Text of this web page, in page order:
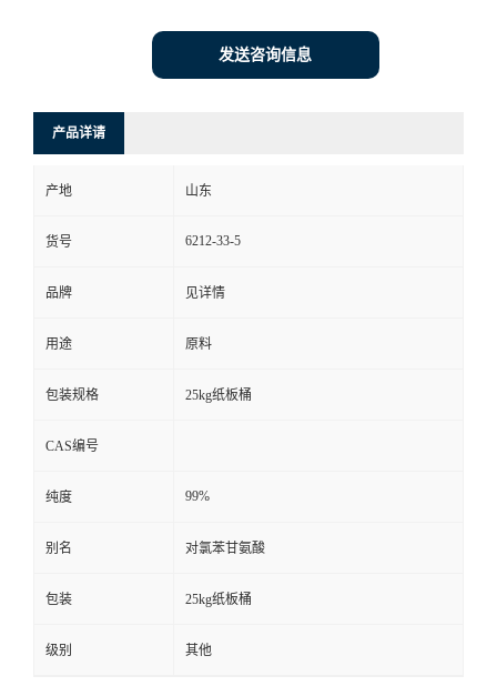
发送咨询信息
产品详请
产地 山东
货号 6212-33-5
品牌 见详情
用途 原料
包装规格 25kg纸板桶
CAS编号
纯度 99%
别名 对氯苯甘氨酸
包装 25kg纸板桶
级别 其他